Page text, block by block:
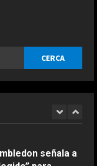
Manu
de la moto
señala a
para
y Sinner
deliciosa